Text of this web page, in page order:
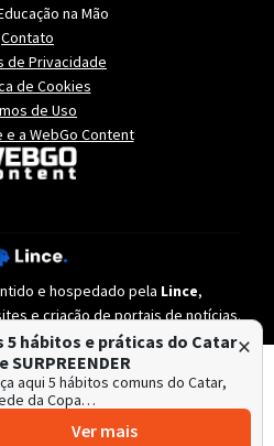
5 hábitos e práticas do Catar
SURPREENDER
aqui 5 hábitos comuns do Catar,
da Copa…
Ver mais
×
na Mão
Contato
de Privacidade
de Cookies
de Uso
a WebGo Content
e hospedado pela Lince,
ecriação de portais de notícias.